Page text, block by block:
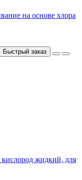
на основе хлора
Быстрый заказ
жидкий, для